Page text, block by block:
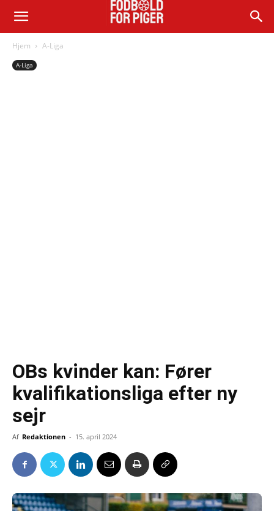
Hjem A-Liga
A-Liga
OBs kvinder kan: Fører
kvalifikationsliga efter ny
sejr
Af Redaktionen - 15. april 2024